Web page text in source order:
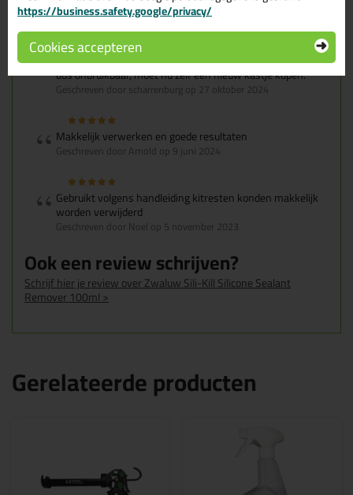
Geschreven door Wim op 27 december 2024
bij het openen is het kwastje dat in het potje zit verhard,
dus onbruikbaar, moet nu zelf een nieuw kastje kopen.
Geschreven door scharrenburg op 27 oktober 2024
Makkelijk verwerken en goede resultaten
Geschreven door Arnold op 9 juni 2024
Gebruikt volgens handleiding kitresten konden makkelijk
worden verwijderd
Geschreven door Noel op 5 november 2023
Ook een review schrijven?
Schrijf hier je review over Zwaluw Sili-Kill Silicone Sealant
Remover 100ml >
Gerelateerde producten
https://business.safety.google/privacy/
Cookies accepteren